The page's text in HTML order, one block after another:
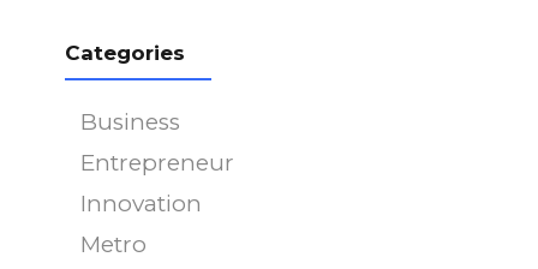
Categories
Business
Entrepreneur
Innovation
Metro